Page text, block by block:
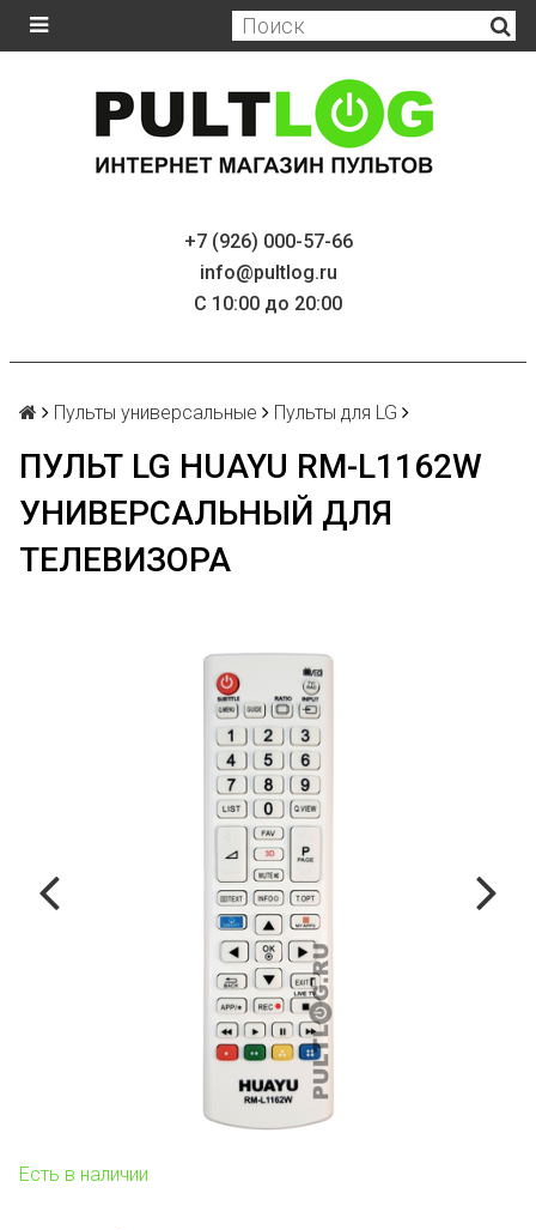
+7 (926) 000-57-66
info@pultlog.ru
С 10:00 до 20:00
Пульты универсальные Пульты для LG
ПУЛЬТ LG HUAYU RM-L1162W
УНИВЕРСАЛЬНЫЙ ДЛЯ
ТЕЛЕВИЗОРА
Есть в наличии